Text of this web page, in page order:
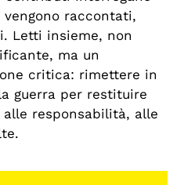
raccontati,
Letti insieme, non
ma un
critica: rimettere in
guerra per restituire
responsabilità, alle